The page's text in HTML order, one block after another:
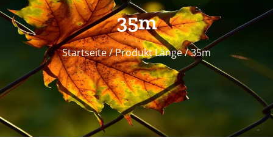
35m
Startseite/ Produkt Länge / 35m